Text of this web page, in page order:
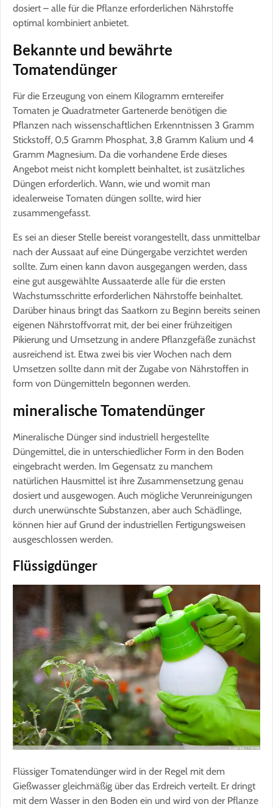
dosiert – alle für die Pflanze erforderlichen Nährstoffe
optimal kombiniert anbietet.
Bekannte und bewährte
Tomatendünger
Für die Erzeugung von einem Kilogramm erntereifer
Tomaten je Quadratmeter Gartenerde benötigen die
Pflanzen nach wissenschaftlichen Erkenntnissen 3 Gramm
Stickstoff, 0,5 Gramm Phosphat, 3,8 Gramm Kalium und 4
Gramm Magnesium. Da die vorhandene Erde dieses
Angebot meist nicht komplett beinhaltet, ist zusätzliches
Düngen erforderlich. Wann, wie und womit man
idealerweise Tomaten düngen sollte, wird hier
zusammengefasst.
Es sei an dieser Stelle bereist vorangestellt, dass unmittelbar
nach der Aussaat auf eine Düngergabe verzichtet werden
sollte. Zum einen kann davon ausgegangen werden, dass
eine gut ausgewählte Aussaaterde alle für die ersten
Wachstumsschritte erforderlichen Nährstoffe beinhaltet.
Darüber hinaus bringt das Saatkorn zu Beginn bereits seinen
eigenen Nährstoffvorrat mit, der bei einer frühzeitigen
Pikierung und Umsetzung in andere Pflanzgefäße zunächst
ausreichend ist. Etwa zwei bis vier Wochen nach dem
Umsetzen sollte dann mit der Zugabe von Nährstoffen in
form von Düngemitteln begonnen werden.
mineralische Tomatendünger
Mineralische Dünger sind industriell hergestellte
Düngemittel, die in unterschiedlicher Form in den Boden
eingebracht werden. Im Gegensatz zu manchem
natürlichen Hausmittel ist ihre Zusammensetzung genau
dosiert und ausgewogen. Auch mögliche Verunreinigungen
durch unerwünschte Substanzen, aber auch Schädlinge,
können hier auf Grund der industriellen Fertigungsweisen
ausgeschlossen werden.
Flüssigdünger
Flüssiger Tomatendünger wird in der Regel mit dem
Gießwasser gleichmäßig über das Erdreich verteilt. Er dringt
mit dem Wasser in den Boden ein und wird von der Pflanze